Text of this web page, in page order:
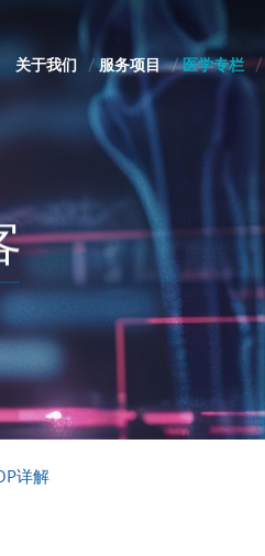
关于我们 服务项目 医学专栏
详解